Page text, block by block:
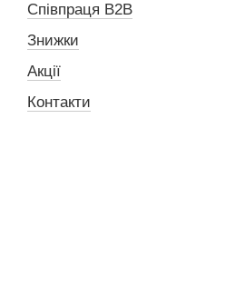
Співпраця B2B
Знижки
Акції
Контакти